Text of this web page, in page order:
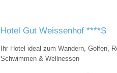
Hotel Gut Weissenhof ****S
Ihr Hotel ideal zum Wandern, Golfen,
Schwimmen & Wellnessen